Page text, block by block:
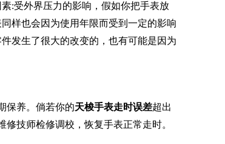
:受外界压力的影响，假如你把手表放
样也会因为使用年限而受到一定的影响
发生了很大的改变的，也有可能是因为
保养。倘若你的天梭手表走时误差超出
技师检修调校，恢复手表正常走时。